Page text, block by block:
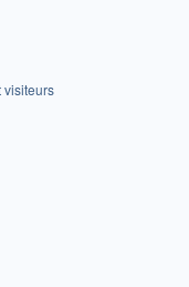
visiteurs